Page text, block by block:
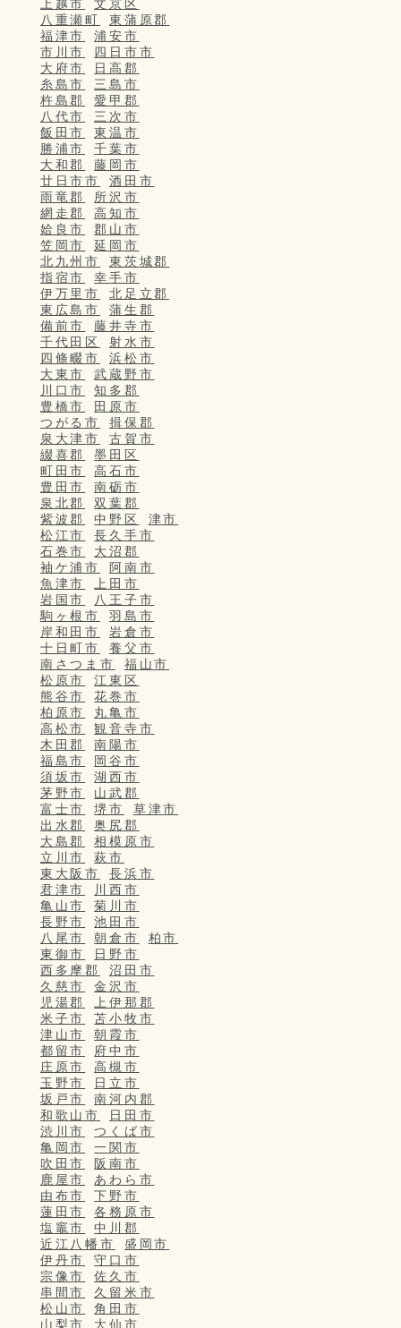
上越市
文京区
八重瀬町
東蒲原郡
福津市
浦安市
市川市
四日市市
大府市
日高郡
糸島市
三島市
杵島郡
愛甲郡
八代市
三次市
飯田市
東温市
勝浦市
千葉市
大和郡
藤岡市
廿日市市
酒田市
雨竜郡
所沢市
網走郡
高知市
姶良市
郡山市
笠岡市
延岡市
北九州市
東茨城郡
指宿市
幸手市
伊万里市
北足立郡
東広島市
蒲生郡
備前市
藤井寺市
千代田区
射水市
四條畷市
浜松市
大東市
武蔵野市
川口市
知多郡
豊橋市
田原市
つがる市
揖保郡
泉大津市
古賀市
綴喜郡
墨田区
町田市
高石市
豊田市
南砺市
泉北郡
双葉郡
紫波郡
中野区
津市
松江市
長久手市
石巻市
大沼郡
袖ケ浦市
阿南市
魚津市
上田市
岩国市
八王子市
駒ヶ根市
羽島市
岸和田市
岩倉市
十日町市
養父市
南さつま市
福山市
松原市
江東区
熊谷市
花巻市
柏原市
丸亀市
高松市
観音寺市
木田郡
南陽市
福島市
岡谷市
須坂市
湖西市
茅野市
山武郡
富士市
堺市
草津市
出水郡
奥尻郡
大島郡
相模原市
立川市
萩市
東大阪市
長浜市
君津市
川西市
亀山市
菊川市
長野市
池田市
八尾市
朝倉市
柏市
東御市
日野市
西多摩郡
沼田市
久慈市
金沢市
児湯郡
上伊那郡
米子市
苫小牧市
津山市
朝霞市
都留市
府中市
庄原市
高槻市
玉野市
日立市
坂戸市
南河内郡
和歌山市
日田市
渋川市
つくば市
亀岡市
一関市
吹田市
阪南市
鹿屋市
あわら市
由布市
下野市
蓮田市
各務原市
塩竈市
中川郡
近江八幡市
盛岡市
伊丹市
守口市
宗像市
佐久市
串間市
久留米市
松山市
角田市
山梨市
大仙市